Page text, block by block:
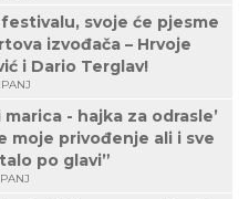
svoje će pjesme
izvođača – Hrvoje
i Dario Terglav!
marica - hajka za odrasle’
moje privođenje ali i sve
po glavi”